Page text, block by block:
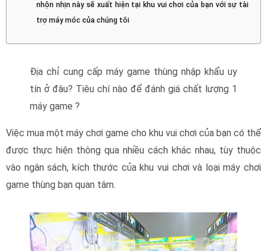
nhộn nhịn này sẽ xuất hiện tại khu vui chơi của bạn với sự tài
trợ máy móc của chúng tôi
Địa chỉ cung cấp máy game thùng nhập khẩu uy
tín ở đâu? Tiêu chí nào để đánh giá chất lượng 1
máy game ?
Việc mua một máy chơi game cho khu vui chơi của bạn có thể
được thực hiện thông qua nhiều cách khác nhau, tùy thuộc
vào ngân sách, kích thước của khu vui chơi và loại máy chơi
game thùng bạn quan tâm.